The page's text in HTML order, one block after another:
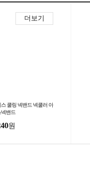
더보기
스 쿨링 넥밴드 넥쿨러 아
넥밴드
원